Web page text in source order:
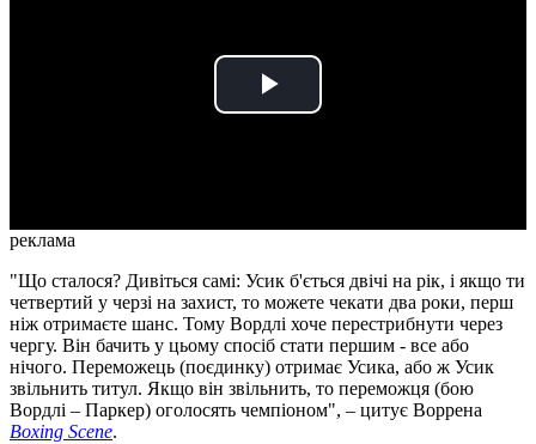
Play
реклама
"Що сталося? Дивіться самі: Усик б'ється двічі на рік, і якщо ти
четвертий у черзі на захист, то можете чекати два роки, перш
ніж отримаєте шанс. Тому Вордлі хоче перестрибнути через
чергу. Він бачить у цьому спосіб стати першим - все або
нічого. Переможець (поєдинку) отримає Усика, або ж Усик
звільнить титул. Якщо він звільнить, то переможця (бою
Вордлі – Паркер) оголосять чемпіоном", – цитує Воррена
Boxing Scene.